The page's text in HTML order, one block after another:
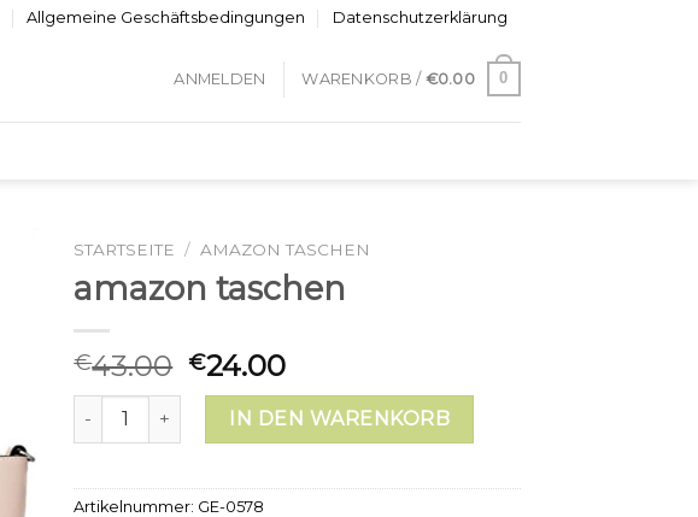
Allgemeine Geschäftsbedingungen Datenschutzerklärung
ANMELDEN WARENKORB / €0.00 0
STARTSEITE / AMAZON TASCHEN
amazon taschen
€43.00 €24.00
amazon taschen MengeIN DEN WARENKORB
Artikelnummer: GE-0578